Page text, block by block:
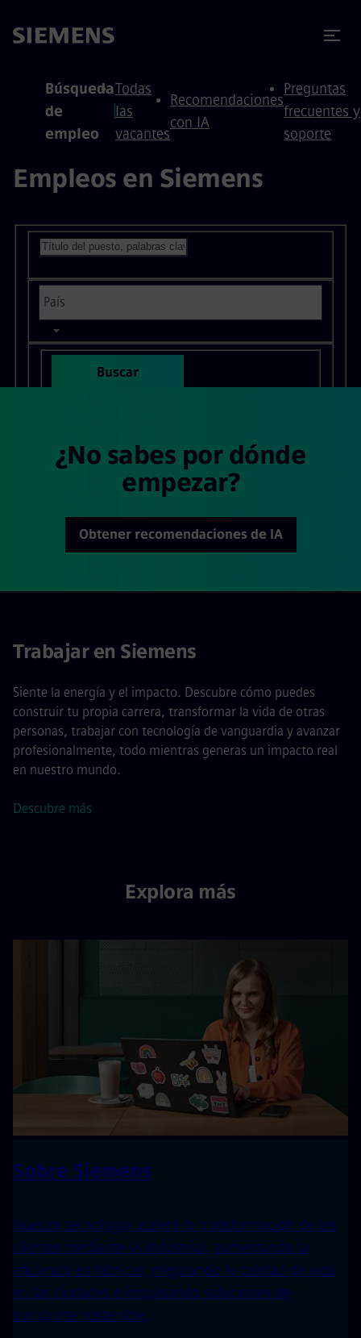
Búsqueda
de
empleo
Todas
las
vacantes
Recomendaciones
con IA
Preguntas
frecuentes y
soporte
Empleos en Siemens
Buscar posiciones abiertas
Buscar
¿No sabes por dónde
empezar?
Obtener recomendaciones de IA
Trabajar en Siemens
Siente la energía y el impacto. Descubre cómo puedes
construir tu propia carrera, transformar la vida de otras
personas, trabajar con tecnología de vanguardia y avanzar
profesionalmente, todo mientras generas un impacto real
en nuestro mundo.
Descubre más
Explora más
Sobre Siemens
Nuestra tecnología acelera la transformación de los
clientes mediante IA industrial, aumentando la
eficiencia en fábricas, mejorando la calidad de vida
en las ciudades e impulsando soluciones de
transporte sostenible.